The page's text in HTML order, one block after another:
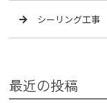
シーリング工事
最近の投稿